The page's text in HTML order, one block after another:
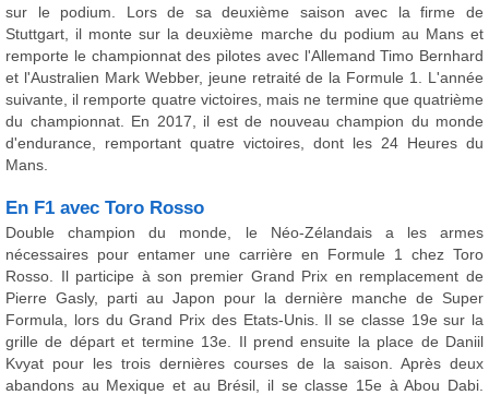
sur le podium. Lors de sa deuxième saison avec la firme de
Stuttgart, il monte sur la deuxième marche du podium au Mans et
remporte le championnat des pilotes avec l'Allemand Timo Bernhard
et l'Australien Mark Webber, jeune retraité de la Formule 1. L'année
suivante, il remporte quatre victoires, mais ne termine que quatrième
du championnat. En 2017, il est de nouveau champion du monde
d'endurance, remportant quatre victoires, dont les 24 Heures du
Mans.
En F1 avec Toro Rosso
Double champion du monde, le Néo-Zélandais a les armes
nécessaires pour entamer une carrière en Formule 1 chez Toro
Rosso. Il participe à son premier Grand Prix en remplacement de
Pierre Gasly, parti au Japon pour la dernière manche de Super
Formula, lors du Grand Prix des Etats-Unis. Il se classe 19e sur la
grille de départ et termine 13e. Il prend ensuite la place de Daniil
Kvyat pour les trois dernières courses de la saison. Après deux
abandons au Mexique et au Brésil, il se classe 15e à Abou Dabi.